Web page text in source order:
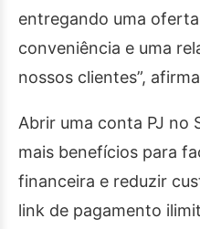
entregando uma
conveniência e uma
nossos clientes”,
Abrir uma conta PJ no
mais benefícios para
financeira e reduzir
link de pagamento